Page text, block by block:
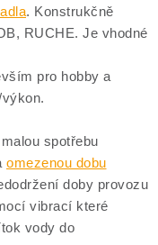
. Konstrukčně
RUCHE. Je vhodné
pro hobby a
spotřebu
omezenou dobu
doby provozu
vibrací které
vody do